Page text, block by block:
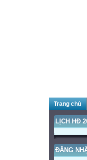
Trang chủ
LỊCH HĐ
ĐĂNG